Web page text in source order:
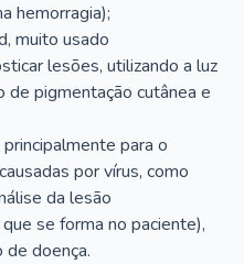
hemorragia);
muito usado
lesões, utilizando a luz
de pigmentação cutânea e
para o
por vírus, como
da lesão
se forma no paciente),
doença.